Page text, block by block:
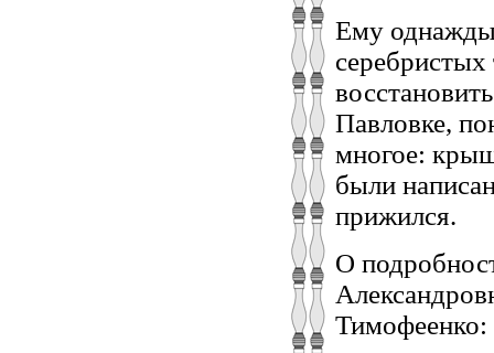
Ему
серебристых
Павловке,
многое:
были
прижился.
О
Тимофеенко: